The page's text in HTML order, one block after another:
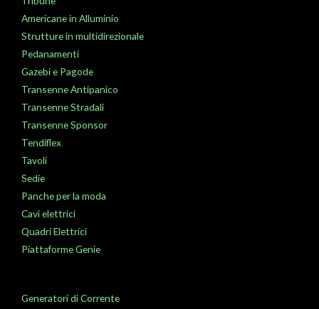
Americane in Alluminio
Strutture in multidirezionale
Pedanamenti
Gazebi e Pagode
Transenne Antipanico
Transenne Stradali
Transenne Sponsor
Tendiflex
Tavoli
Sedie
Panche per la moda
Cavi elettrici
Quadri Elettrici
Piattaforme Genie
Generatori di Corrente